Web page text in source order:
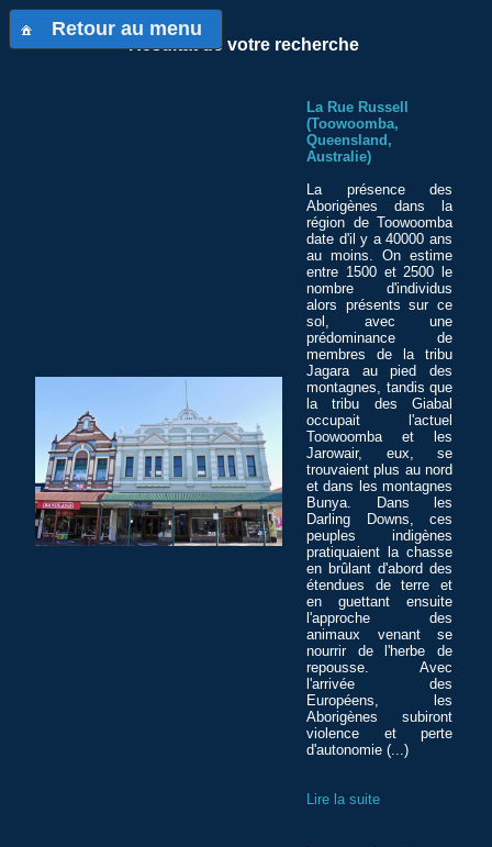
Retour au menu
Résultat de votre recherche
La Rue Russell
(Toowoomba,
Queensland,
Australie)
La présence des
Aborigènes dans la
région de Toowoomba
date d'il y a 40000 ans
au moins. On estime
entre 1500 et 2500 le
nombre d'individus
alors présents sur ce
sol, avec une
prédominance de
membres de la tribu
Jagara au pied des
montagnes, tandis que
la tribu des Giabal
occupait l'actuel
Toowoomba et les
Jarowair, eux, se
trouvaient plus au nord
et dans les montagnes
Bunya. Dans les
Darling Downs, ces
peuples indigènes
pratiquaient la chasse
en brûlant d'abord des
étendues de terre et
en guettant ensuite
l'approche des
animaux venant se
nourrir de l'herbe de
repousse. Avec
l'arrivée des
Européens, les
Aborigènes subiront
violence et perte
d'autonomie (...)
Lire la suite